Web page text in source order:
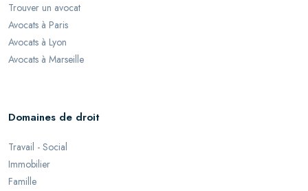
Trouver un avocat
Avocats à Paris
Avocats à Lyon
Avocats à Marseille
Domaines de droit
Travail - Social
Immobilier
Famille